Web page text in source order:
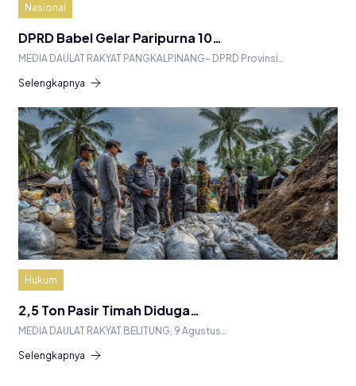
Nasional
DPRD Babel Gelar Paripurna 10…
MEDIA DAULAT RAKYAT PANGKALPINANG– DPRD Provinsi…
Selengkapnya
Hukum
2,5 Ton Pasir Timah Diduga…
MEDIA DAULAT RAKYAT BELITUNG, 9 Agustus…
Selengkapnya